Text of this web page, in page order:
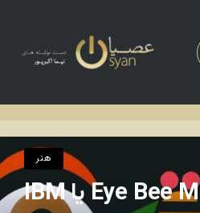
هنر
IBM یا Eye Bee M